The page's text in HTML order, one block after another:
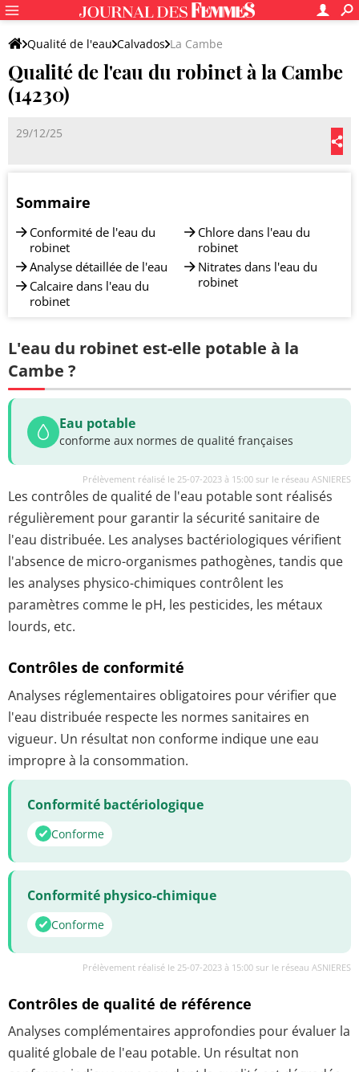
Qualité de l'eau Calvados La Cambe
Qualité de l'eau du robinet à la Cambe
(14230)
29/12/25
Sommaire
Conformité de l'eau du
robinet
Analyse détaillée de l'eau
Calcaire dans l'eau du
robinet
Chlore dans l'eau du
robinet
Nitrates dans l'eau du
robinet
L'eau du robinet est-elle potable à la
Cambe ?
Eau potable
conforme aux normes de qualité françaises
Prélèvement réalisé le 25-07-2023 à 15:00 sur le réseau ASNIERES
Les contrôles de qualité de l'eau potable sont réalisés
régulièrement pour garantir la sécurité sanitaire de
l'eau distribuée. Les analyses bactériologiques vérifient
l'absence de micro-organismes pathogènes, tandis que
les analyses physico-chimiques contrôlent les
paramètres comme le pH, les pesticides, les métaux
lourds, etc.
Contrôles de conformité
Analyses réglementaires obligatoires pour vérifier que
l'eau distribuée respecte les normes sanitaires en
vigueur. Un résultat non conforme indique une eau
impropre à la consommation.
Conformité bactériologique
Conforme
Conformité physico-chimique
Conforme
Prélèvement réalisé le 25-07-2023 à 15:00 sur le réseau ASNIERES
Contrôles de qualité de référence
Analyses complémentaires approfondies pour évaluer la
qualité globale de l'eau potable. Un résultat non